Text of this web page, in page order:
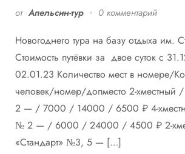
от Апельсин-тур 0 комментарий
Новогоднего тура на базу отдыха им.
Стоимость путёвки за двое суток с
02.01.23 Количество мест в номере/
человек/номер/допместо 2-
2 — / 7000 / 14000 / 6500 ₽ 4-
№ 2 — / 6000 / 24000 / 4500 ₽ 2-
«Стандарт» №3, 5 — […]